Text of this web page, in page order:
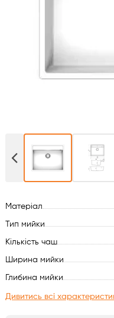
Варильні поверхні
Пральні машини
Сушильні машини
Холодильне
Сантехніка
Матеріал
Тип мийки
Кількість чаш
Ширина мийки
Глибина мийки
Дивитись всі